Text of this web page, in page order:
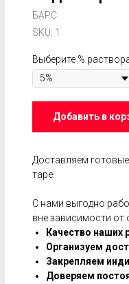
БАРС
SKU: 1
Выберите %
Добавить в
Доставляем
таре.
С нами выгодно
вне зависимости от
Качество наших
Организуем
Закрепляем
Доверяем